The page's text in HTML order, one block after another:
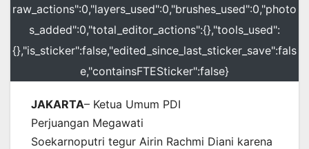
raw_actions":0,"layers_used":0,"brushes_used":0,"photo
s_added":0,"total_editor_actions":{},"tools_used":
{},"is_sticker":false,"edited_since_last_sticker_save":fals
e,"containsFTESticker":false}
JAKARTA– Ketua Umum PDI
Perjuangan Megawati
Soekarnoputri tegur Airin Rachmi Diani karena